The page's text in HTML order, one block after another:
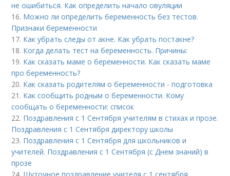
не ошибиться. Как определить начало овуляции
16. Можно ли определить беременность без тестов.
Признаки беременности
17. Как убрать следы от акне. Как убрать постакне?
18. Когда делать тест на беременность. Причины:
19. Как сказать маме о беременности. Как сказать маме
про беременность?
20. Как сказать родителям о беременности - подготовка
21. Как сообщить родным о беременности. Кому
сообщать о беременности: список
22. Поздравления с 1 Сентября учителям в стихах и прозе.
Поздравления с 1 Сентября директору школы
23. Поздравления с 1 Сентября для школьников и
учителей. Поздравления с 1 Сентября (с Днем знаний) в
прозе